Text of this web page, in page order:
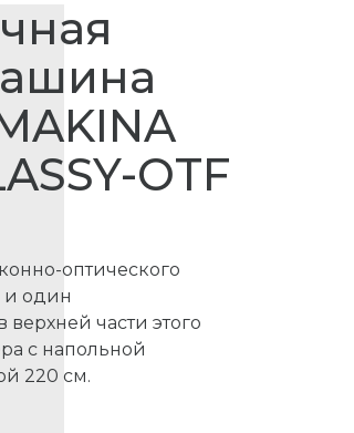
OTF
оптического
и один
части этого
с напольной
220 см.